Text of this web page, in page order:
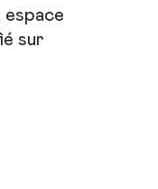
espace
sur